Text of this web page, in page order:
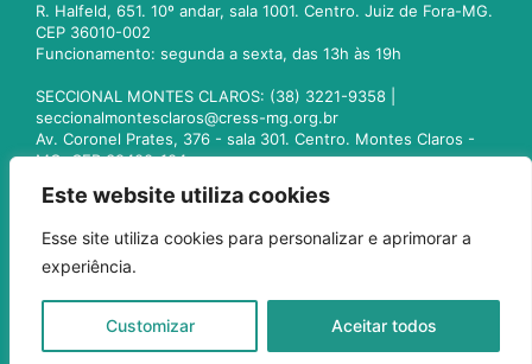
Este website utiliza cookies
Esse site utiliza cookies para personalizar e aprimorar a
experiência.
Customizar Aceitar todos
R. Halfeld, 651. 10º andar, sala 1001. Centro. Juiz de Fora-MG.
CEP 36010-002
Funcionamento: segunda a sexta, das 13h às 19h
SECCIONAL MONTES CLAROS: (38) 3221-9358 |
seccionalmontesclaros@cress-mg.org.br
Av. Coronel Prates, 376 - sala 301. Centro. Montes Claros -
MG. CEP 39400-104
seccionaluberlandia@cress-mg.org.br
Av. Afonso Pena, 547 - sala 101. Uberlândia - MG. CEP